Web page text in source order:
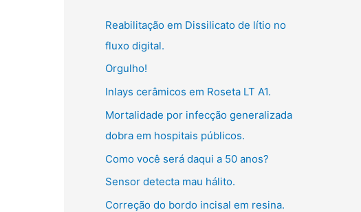
o
r
i
a
s
Reabilitação em Dissilicato de lítio no
fluxo digital.
Orgulho!
Inlays cerâmicos em Roseta LT A1.
Mortalidade por infecção generalizada
dobra em hospitais públicos.
Como você será daqui a 50 anos?
Sensor detecta mau hálito.
Correção do bordo incisal em resina.